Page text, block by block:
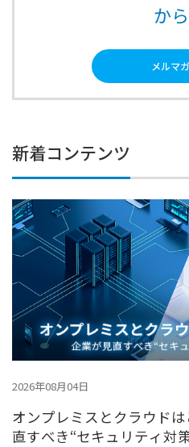
か
メルマ
新着コンテンツ
2026年08月04日
オンプレミスとクラウド
直すべき“セキュリティ対